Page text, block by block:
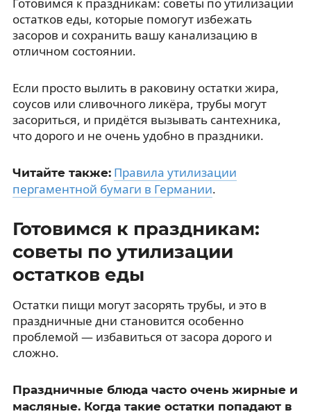
остатков еды, которые помогут избежать
засоров и сохранить вашу канализацию в
отличном состоянии.
Если просто вылить в раковину остатки жира,
соусов или сливочного ликёра, трубы могут
засориться, и придётся вызывать сантехника,
что дорого и не очень удобно в праздники.
Читайте также: Правила утилизации
пергаментной бумаги в Германии.
Готовимся к праздникам:
советы по утилизации
остатков еды
Остатки пищи могут засорять трубы, и это в
праздничные дни становится особенно
проблемой — избавиться от засора дорого и
сложно.
Праздничные блюда часто очень жирные и
масляные. Когда такие остатки попадают в